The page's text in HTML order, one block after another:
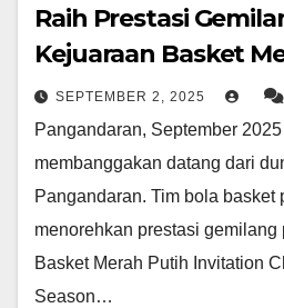
Raih Prestasi
Kejuaraan Basket
SEPTEMBER 2, 2025
Pangandaran, September
membanggakan datang dari
Pangandaran. Tim bola basket
menorehkan prestasi
Basket Merah Putih Invitation
Season…